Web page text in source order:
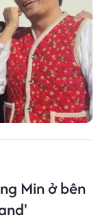
Min ở bên